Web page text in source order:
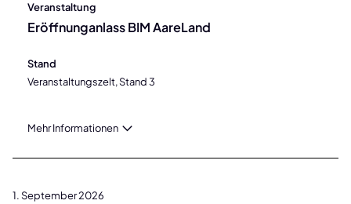
Veranstaltung
Eröffnunganlass BIM AareLand
Stand
Veranstaltungszelt, Stand 3
Mehr Informationen
1. September 2026